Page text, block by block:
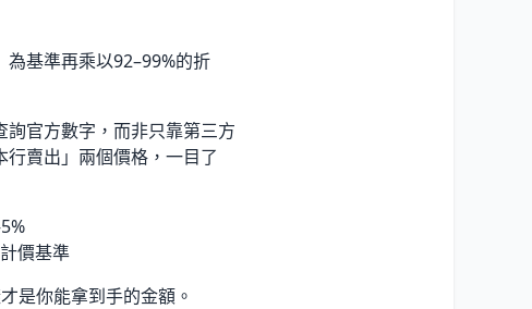
基準再乘以92–99%的折
官方數字，而非只靠第三方
行賣出」兩個價格，一目了
價基準
是你能拿到手的金額。